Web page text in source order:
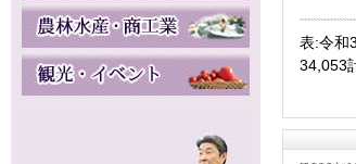
表:令和
34,053